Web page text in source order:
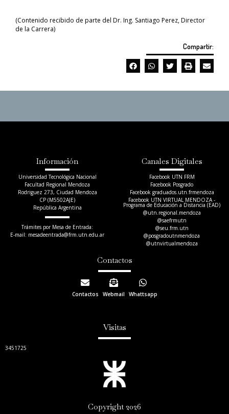
(Contenido recibido de parte del Dr. Ing. Santiago Perez, Director
de la Carrera)
Compartir:
Información
Universidad Tecnológica Nacional
Facultad Regional Mendoza
Rodriguez 273, Ciudad Mendoza
CP (M5502AJE)
República Argentina
Trámites por Mesa de Entrada:
E-mail: mesadeentrada@frm.utn.edu.ar​
Canales Digitales
Facebook UTN FRM
Facebook Posgrado
Facebook graduados.utn.frmendoza
Facebook UTN VIRTUAL MENDOZA -
Programa de Educación a Distancia (EAD)
@utn.regional.mendoza
@saefrmutn
@seu.frm.utn
@posgradoutnmendoza
@utnvirtualmendoza
Contactos
Contactos Webmail Whattsapp
Visitas
3451725
Copyright 2026